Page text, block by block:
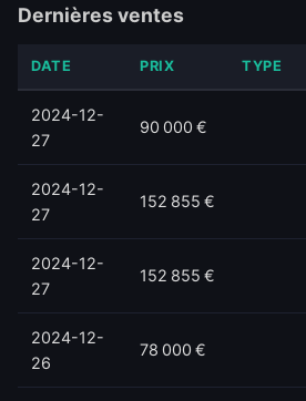
Dernières ventes
DATE PRIX TYPE
2024-12-
27
90 000 €
2024-12-
27
152 855 €
2024-12-
27
152 855 €
2024-12-
26
78 000 €